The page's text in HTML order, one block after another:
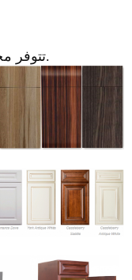
تتوفر مجموعة متنوعة من الألوان للوحة الباب.